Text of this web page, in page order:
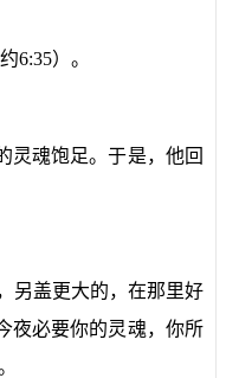
6:35）。
灵魂饱足。于是，他回
另盖更大的，在那里好
夜必要你的灵魂，你所